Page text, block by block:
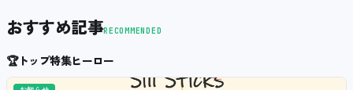
おすすめ記事RECOMMENDED
🏆トップ特集ヒーロー